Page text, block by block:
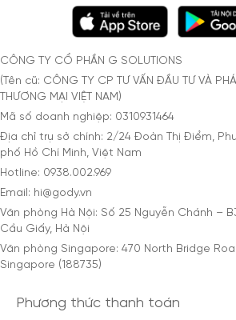
CÔNG TY CỔ PHẦN G SOLUTIONS
(Tên cũ: CÔNG TY CP TƯ VẤN ĐẦU TƯ VÀ
THƯƠNG MẠI VIỆT NAM)
Mã số doanh nghiệp: 0310931464
Địa chỉ trụ sở chính: 2/24 Đoàn Thị Điểm,
phố Hồ Chí Minh, Việt Nam
Hotline: 0938.002.969
Email: hi@gody.vn
Văn phòng Hà Nội: Số 25 Nguyễn Chánh –
Cầu Giấy, Hà Nội
Văn phòng Singapore: 470 North Bridge
Singapore (188735)
Phương thức thanh toán